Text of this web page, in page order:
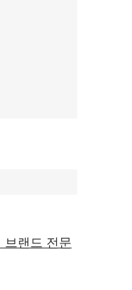
브랜드 전문